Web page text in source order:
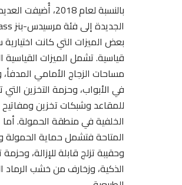
بالنسبة لعام 2018،
بعض الميزات التي كانت اختيارية
قياسية. تشمل الميزات القياسية
مساحات الزجاج الأمامي
في الأبواب، وحزمة التخزين
للمقاعد وشبكات تخزين ومفاتيح
الخلفية في منطقة الحمولة. أما
المتاحة فتشمل حماية الحمولة
وحقيبة تزلج قابلة للإزالة،
الذكية، وزخارف من خشب الرماد